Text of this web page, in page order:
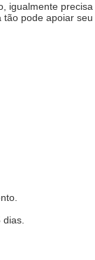
igualmente precisa
pode apoiar seu